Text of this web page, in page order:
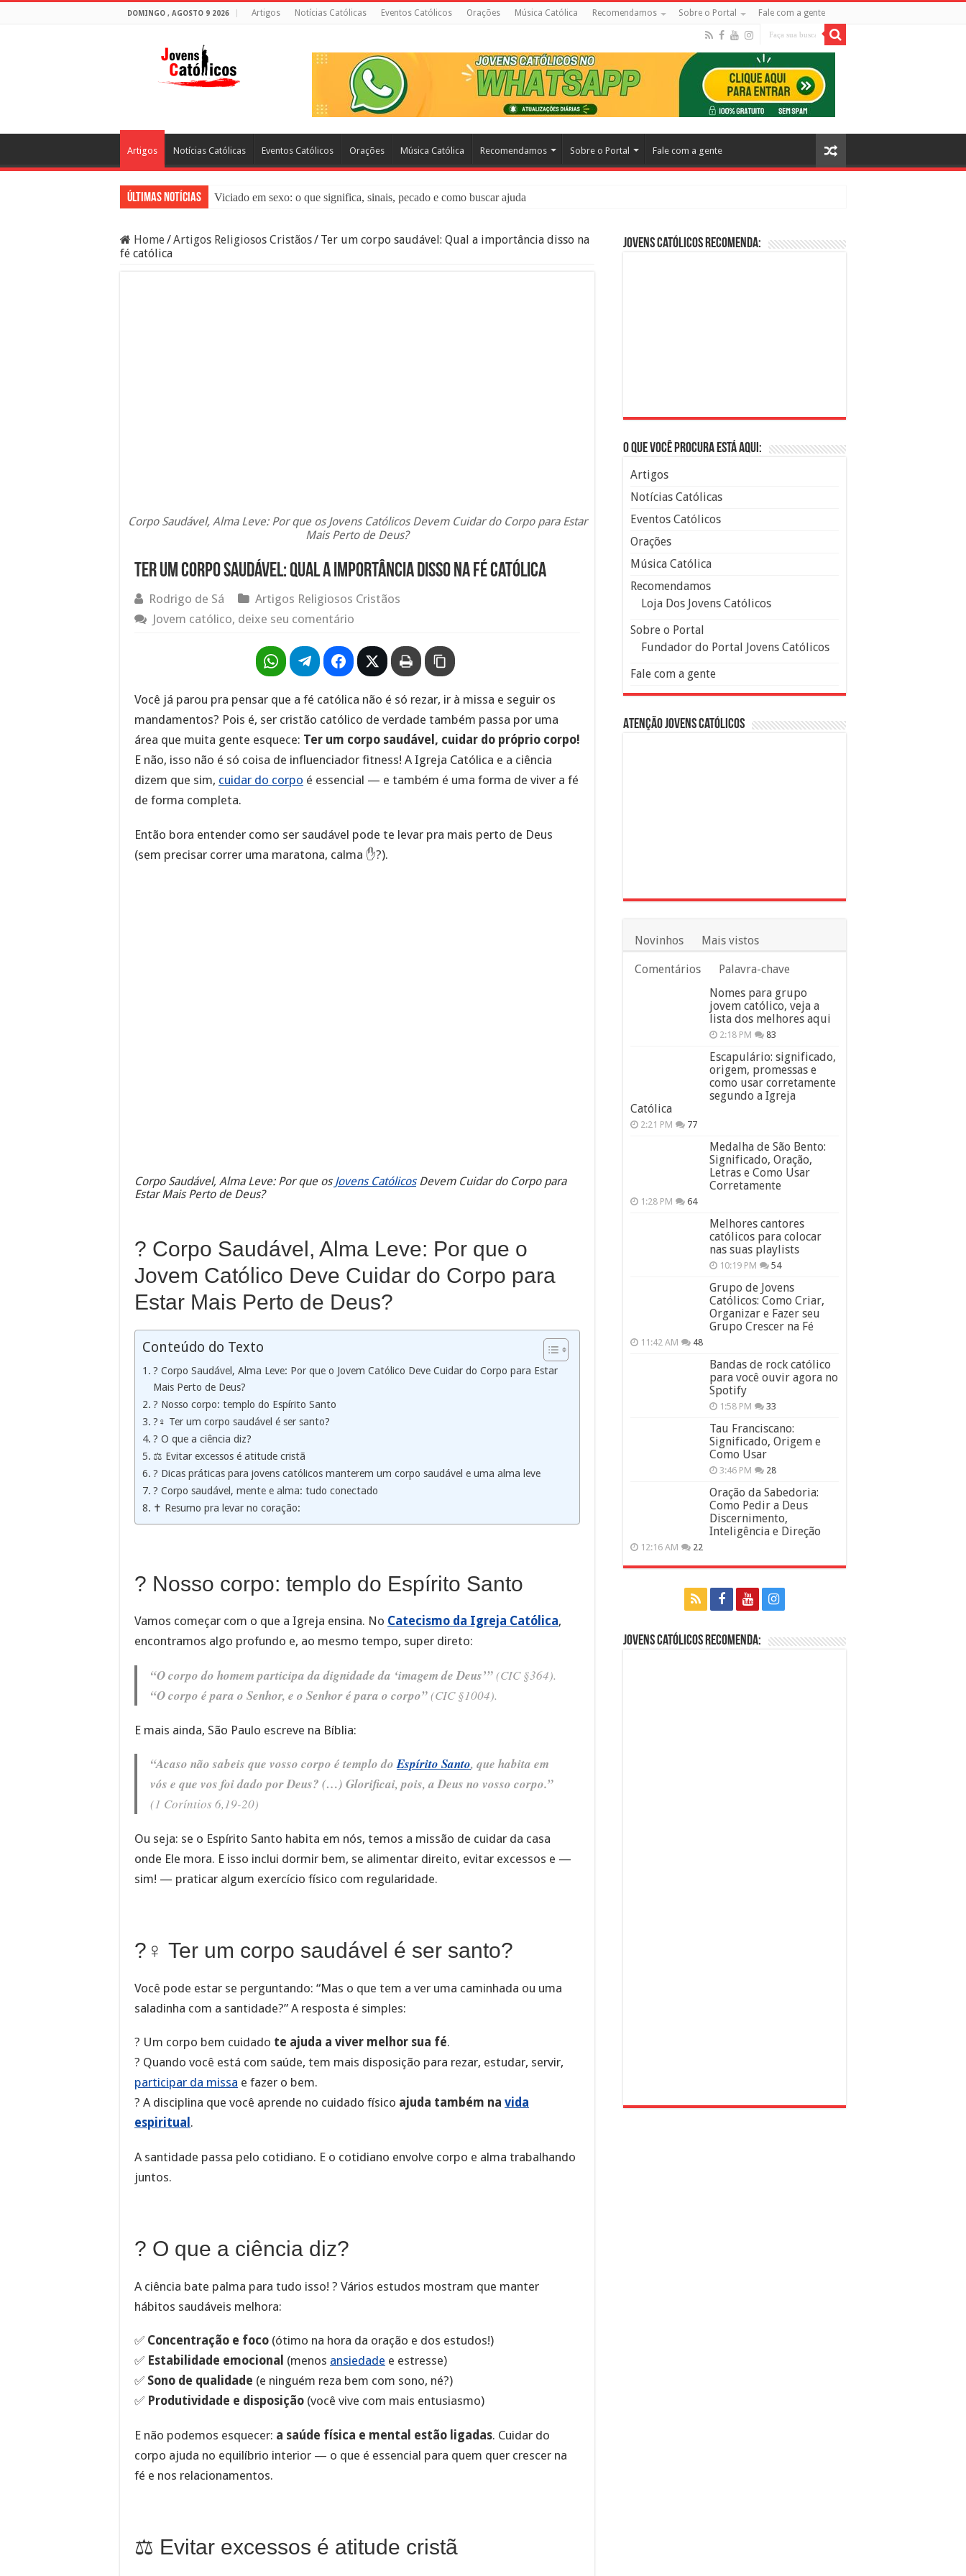
DOMINGO , AGOSTO 9 2026 Artigos Notícias Católicas Eventos Católicos Orações Música Católica Recomendamos Sobre o Portal Fale com a gente
Artigos Notícias Católicas Eventos Católicos Orações Música Católica Recomendamos Sobre o Portal Fale com a gente
Últimas Notícias
Viciado em sexo: o que significa, sinais, pecado e como buscar ajuda
Filme Sagrado Coração – Seu Reino Não Terá Fim: O Documentário Que Vai Tocar os Católicos no Cinema
Home/Artigos Religiosos Cristãos/ Ter um corpo saudável: Qual a importância disso na
fé católica
Corpo Saudável, Alma Leve: Por que os Jovens Católicos Devem Cuidar do Corpo para Estar
Mais Perto de Deus?
Ter um corpo saudável: Qual a importância disso na fé católica
Rodrigo de Sá
Artigos Religiosos Cristãos
Jovem católico, deixe seu comentário
Você já parou pra pensar que a fé católica não é só rezar, ir à missa e seguir os
mandamentos? Pois é, ser cristão católico de verdade também passa por uma
área que muita gente esquece: Ter um corpo saudável, cuidar do próprio corpo!
E não, isso não é só coisa de influenciador fitness! A Igreja Católica e a ciência
dizem que sim, cuidar do corpo é essencial — e também é uma forma de viver a fé
de forma completa.
Então bora entender como ser saudável pode te levar pra mais perto de Deus
(sem precisar correr uma maratona, calma ✋?).
Corpo Saudável, Alma Leve: Por que os Jovens CatólicosDevem Cuidar do Corpo para
Estar Mais Perto de Deus?
? Corpo Saudável, Alma Leve: Por que o
Jovem Católico Deve Cuidar do Corpo para
Estar Mais Perto de Deus?
Conteúdo do Texto
? Corpo Saudável, Alma Leve: Por que o Jovem Católico Deve Cuidar do Corpo para Estar
Mais Perto de Deus?
?️ Nosso corpo: templo do Espírito Santo
?️‍♀️ Ter um corpo saudável é ser santo?
? O que a ciência diz?
⚖️ Evitar excessos é atitude cristã
? Dicas práticas para jovens católicos manterem um corpo saudável e uma alma leve
? Corpo saudável, mente e alma: tudo conectado
✝️ Resumo pra levar no coração:
?️ Nosso corpo: templo do Espírito Santo
Vamos começar com o que a Igreja ensina. No Catecismo da Igreja Católica,
encontramos algo profundo e, ao mesmo tempo, super direto:
“O corpo do homem participa da dignidade da ‘imagem de Deus’”(CIC §364).
“O corpo é para o Senhor, e o Senhor é para o corpo”(CIC §1004).
E mais ainda, São Paulo escreve na Bíblia:
“Acaso não sabeis que vosso corpo é templo doEspírito Santo, que habita em
vós e que vos foi dado por Deus? (…) Glorificai, pois, a Deus no vosso corpo.”
(1 Coríntios 6,19-20)
Ou seja: se o Espírito Santo habita em nós, temos a missão de cuidar da casa
onde Ele mora. E isso inclui dormir bem, se alimentar direito, evitar excessos e —
sim! — praticar algum exercício físico com regularidade.
?️‍♀️ Ter um corpo saudável é ser santo?
Você pode estar se perguntando: “Mas o que tem a ver uma caminhada ou uma
saladinha com a santidade?” A resposta é simples:
? Um corpo bem cuidado te ajuda a viver melhor sua fé.
? Quando você está com saúde, tem mais disposição para rezar, estudar, servir,
participar da missa e fazer o bem.
? A disciplina que você aprende no cuidado físico ajuda também na vida
espiritual .
A santidade passa pelo cotidiano. E o cotidiano envolve corpo e alma trabalhando
juntos.
? O que a ciência diz?
A ciência bate palma para tudo isso! ? Vários estudos mostram que manter
hábitos saudáveis melhora:
✅ Concentração e foco (ótimo na hora da oração e dos estudos!)
✅ Estabilidade emocional (menos ansiedade e estresse)
✅ Sono de qualidade (e ninguém reza bem com sono, né?)
✅ Produtividade e disposição (você vive com mais entusiasmo)
E não podemos esquecer: a saúde física e mental estão ligadas. Cuidar do
corpo ajuda no equilíbrio interior — o que é essencial para quem quer crescer na
fé e nos relacionamentos.
⚖️ Evitar excessos é atitude cristã
Jovens Católicos Recomenda:
O que você procura está aqui:
Artigos
Notícias Católicas
Eventos Católicos
Orações
Música Católica
Recomendamos
Loja Dos Jovens Católicos
Sobre o Portal
Fundador do Portal Jovens Católicos
Fale com a gente
Atenção Jovens Católicos
Novinhos Mais vistos
Comentários
Palavra-chave
Nomes para grupo
jovem católico, veja a
lista dos melhores aqui
2:18 PM 83
Escapulário: significado,
origem, promessas e
como usar corretamente
segundo a Igreja
Católica
2:21 PM 77
Medalha de São Bento:
Significado, Oração,
Letras e Como Usar
Corretamente
1:28 PM 64
Melhores cantores
católicos para colocar
nas suas playlists
10:19 PM 54
Grupo de Jovens
Católicos: Como Criar,
Organizar e Fazer seu
Grupo Crescer na Fé
11:42 AM 48
Bandas de rock católico
para você ouvir agora no
Spotify
1:58 PM 33
Tau Franciscano:
Significado, Origem e
Como Usar
3:46 PM 28
Oração da Sabedoria:
Como Pedir a Deus
Discernimento,
Inteligência e Direção
12:16 AM 22
Jovens Católicos Recomenda: